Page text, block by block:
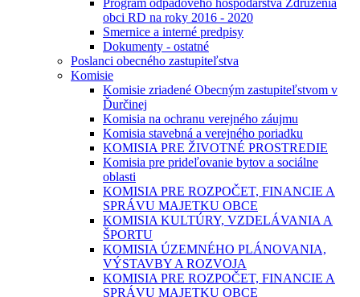
Program odpadového hospodárstva Združenia
obci RD na roky 2016 - 2020
Smernice a interné predpisy
Dokumenty - ostatné
Poslanci obecného zastupiteľstva
Komisie
Komisie zriadené Obecným zastupiteľstvom v
Ďurčinej
Komisia na ochranu verejného záujmu
Komisia stavebná a verejného poriadku
KOMISIA PRE ŽIVOTNÉ PROSTREDIE
Komisia pre prideľovanie bytov a sociálne
oblasti
KOMISIA PRE ROZPOČET, FINANCIE A
SPRÁVU MAJETKU OBCE
KOMISIA KULTÚRY, VZDELÁVANIA A
ŠPORTU
KOMISIA ÚZEMNÉHO PLÁNOVANIA,
VÝSTAVBY A ROZVOJA
KOMISIA PRE ROZPOČET, FINANCIE A
SPRÁVU MAJETKU OBCE